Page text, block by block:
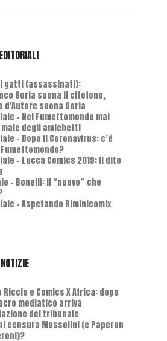
gatti (assassinati):
Goria suona il citofono,
d'Autore suona Goria
- Nel Fumettomondo mai
degli amichetti
- Dopo il Coronavirus: c’è
- Lucca Comics 2019: Il dito
- Bonelli: il “nuovo” che
- Aspetando Riminicomix
Riccio e Comics X Africa: dopo
mediatico arriva
del tribunale
censura Mussolini (e Paperon